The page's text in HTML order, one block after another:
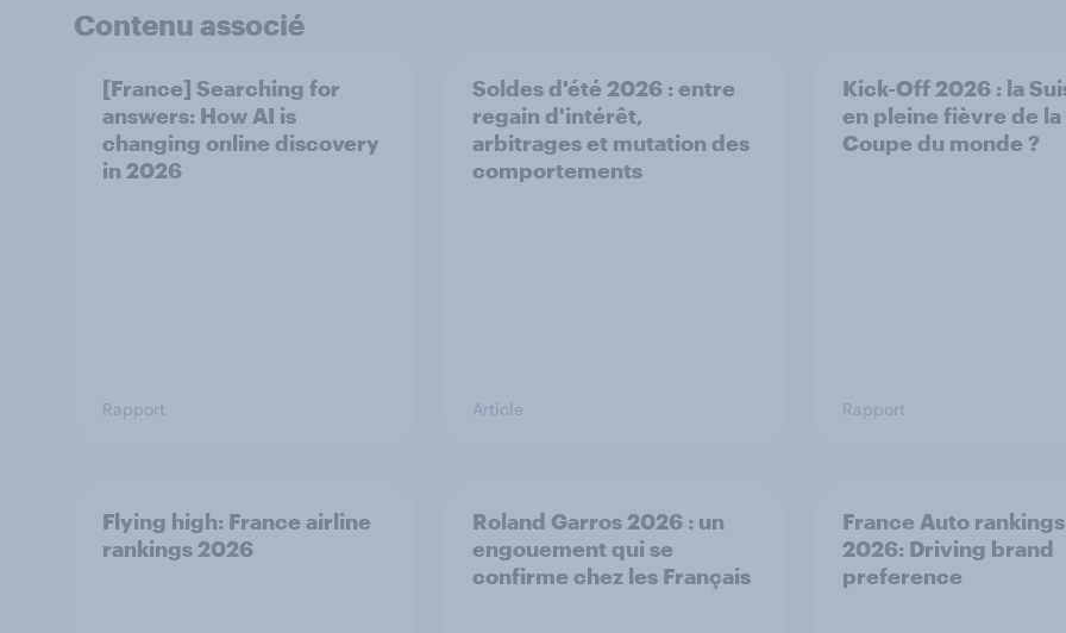
Contenu associé
[France] Searching for
answers: How AI is
changing online discovery
in ​2026
Rapport
Soldes d'été 2026 : entre
regain d'intérêt,
arbitrages et mutation des
comportements
Article
Kick-Off 2026 : la
en pleine fièvre de la
Coupe du monde ?
Rapport
Flying high: France airline
rankings 2026
Roland Garros 2026 : un
engouement qui se
confirme chez les Français
France Auto rankings
2026: ​Driving brand
preference